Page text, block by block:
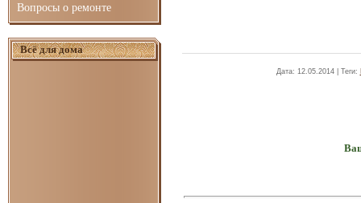
Вопросы о ремонте
Всё для дома
Дата: 12.05.2014 | Теги: